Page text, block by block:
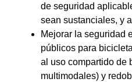
de seguridad
sean sustanciales, y
Mejorar la seguridad
públicos para
al uso compartido de
multimodales) y